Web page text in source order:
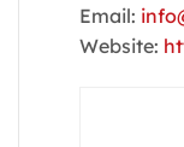
Email:
Website: